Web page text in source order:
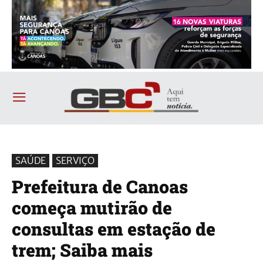
SAÚDE SERVIÇO
Prefeitura de Canoas
começa mutirão de
consultas em estação de
trem; Saiba mais